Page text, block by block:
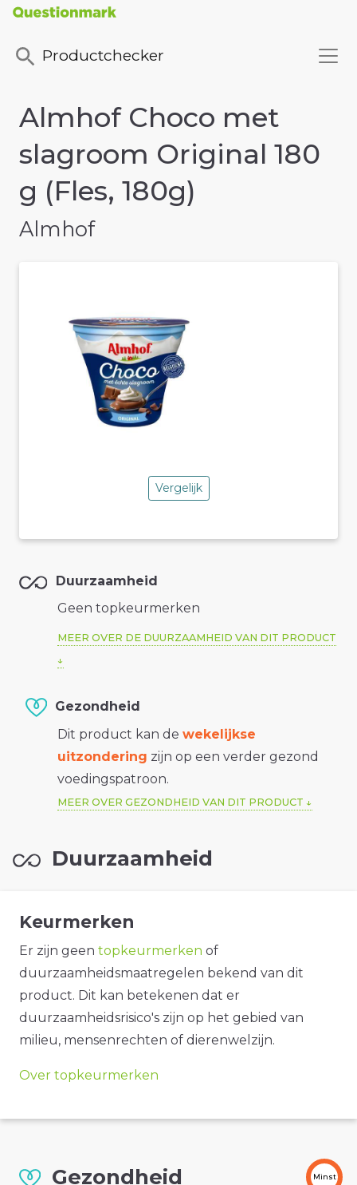
Productchecker
Almhof Choco met
slagroom Original 180
g (Fles, 180g)
Almhof
Vergelijk
Duurzaamheid
Geen topkeurmerken
MEER OVER DE DUURZAAMHEID VAN DIT PRODUCT
Gezondheid
Dit product kan de wekelijkse
uitzondering zijn op een verder gezond
voedingspatroon.
MEER OVER GEZONDHEID VAN DIT PRODUCT
Duurzaamheid
Keurmerken
Er zijn geen topkeurmerken of
duurzaamheidsmaatregelen bekend van dit
product. Dit kan betekenen dat er
duurzaamheidsrisico's zijn op het gebied van
milieu, mensenrechten of dierenwelzijn.
Over topkeurmerken
Gezondheid Minst